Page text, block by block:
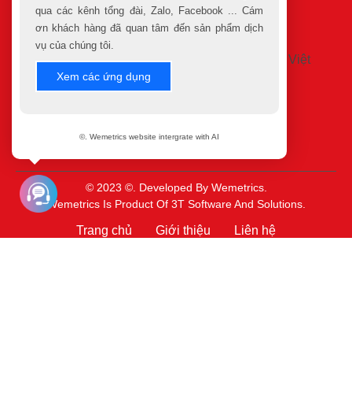
qua các kênh tổng đài, Zalo, Facebook ... Cám
ơn khách hàng đã quan tâm đến sản phẩm dịch
vụ của chúng tôi.
Xem các ứng dụng
©. Wemetrics website intergrate with AI
© 2023 ©. Developed By Wemetrics.
Wemetrics Is Product Of 3T Software And Solutions.
Trang chủ Giới thiệu Liên hệ